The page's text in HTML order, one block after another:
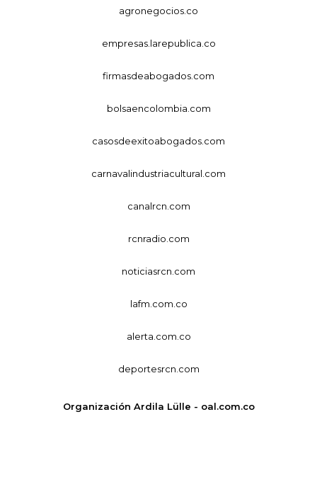
agronegocios.co
empresas.larepublica.co
firmasdeabogados.com
bolsaencolombia.com
casosdeexitoabogados.com
carnavalindustriacultural.com
canalrcn.com
rcnradio.com
noticiasrcn.com
lafm.com.co
alerta.com.co
deportesrcn.com
Organización Ardila Lülle - oal.com.co